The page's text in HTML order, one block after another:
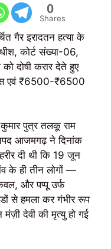
0
Shares
गैर इरादतन हत्या के
कोर्ट संख्या-06,
दोषी करार देते हुए
एवं ₹6500-₹6500
कुमार पुत्र तलकू राम
आजमगढ़ ने दिनांक
दी थी कि 19 जून
के ही तीन लोगों —
और पप्पू उर्फ
से हमला कर गंभीर रूप
देवी की मृत्यु हो गई